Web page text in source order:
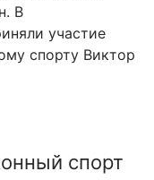
В
участие
спорту Виктор
спорт